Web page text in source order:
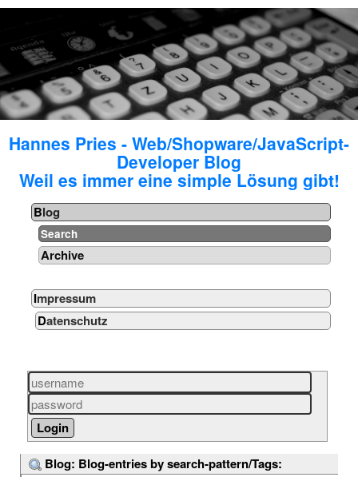
Hannes Pries - Web/Shopware/JavaScript-
Developer Blog
Weil es immer eine simple Lösung gibt!
Blog
Search
Archive
Impressum
Datenschutz
Blog: Blog-entries by search-pattern/Tags: